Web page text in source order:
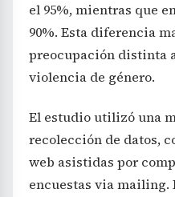
el 95%, mientras que
90%. Esta diferencia
preocupación distinta
violencia de género.
El estudio utilizó una
recolección de datos,
web asistidas por
encuestas via mailing.